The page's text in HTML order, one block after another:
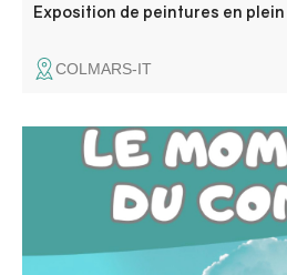
Exposition de peintures en plein
COLMARS-IT
Lecture d’albums, d’histoires et